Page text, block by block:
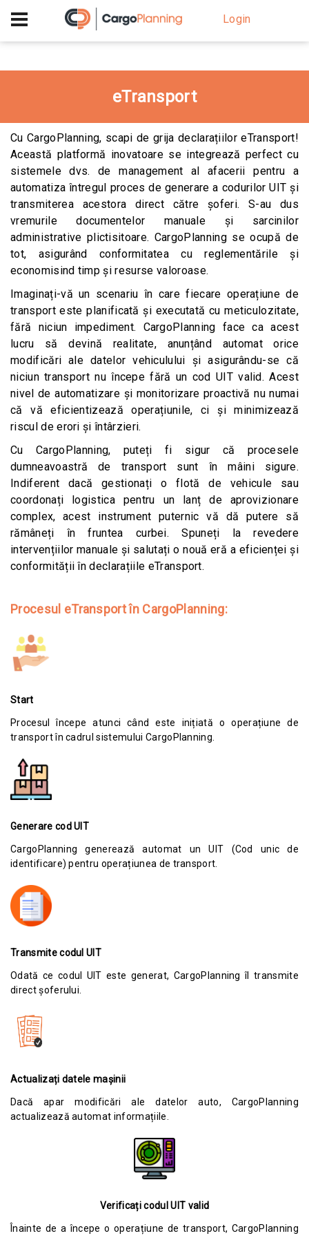
+40 756 628 230 Login
eTransport
Cu CargoPlanning, scapi de grija declarațiilor eTransport!
Această platformă inovatoare se integrează perfect cu
sistemele dvs. de management al afacerii pentru a
automatiza întregul proces de generare a codurilor UIT și
transmiterea acestora direct către șoferi. S-au dus
vremurile documentelor manuale și sarcinilor
administrative plictisitoare. CargoPlanning se ocupă de
tot, asigurând conformitatea cu reglementările și
economisind timp și resurse valoroase.
Imaginați-vă un scenariu în care fiecare operațiune de
transport este planificată și executată cu meticulozitate,
fără niciun impediment. CargoPlanning face ca acest
lucru să devină realitate, anunțând automat orice
modificări ale datelor vehiculului și asigurându-se că
niciun transport nu începe fără un cod UIT valid. Acest
nivel de automatizare și monitorizare proactivă nu numai
că vă eficientizează operațiunile, ci și minimizează
riscul de erori și întârzieri.
Cu CargoPlanning, puteți fi sigur că procesele
dumneavoastră de transport sunt în mâini sigure.
Indiferent dacă gestionați o flotă de vehicule sau
coordonați logistica pentru un lanț de aprovizionare
complex, acest instrument puternic vă dă putere să
rămâneți în fruntea curbei. Spuneți la revedere
intervențiilor manuale și salutați o nouă eră a eficienței și
conformității în declarațiile eTransport.
Procesul eTransport în CargoPlanning:
Start
Procesul începe atunci când este inițiată o operațiune de
transport în cadrul sistemului CargoPlanning.
Generare cod UIT
CargoPlanning generează automat un UIT (Cod unic de
identificare) pentru operațiunea de transport.
Transmite codul UIT
Odată ce codul UIT este generat, CargoPlanning îl transmite
direct șoferului.
Actualizați datele mașinii
Dacă apar modificări ale datelor auto, CargoPlanning
actualizează automat informațiile.
Verificați codul UIT valid
Înainte de a începe o operațiune de transport, CargoPlanning